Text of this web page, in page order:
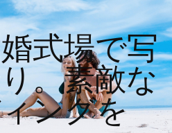
式場で写
。素敵な
ングを